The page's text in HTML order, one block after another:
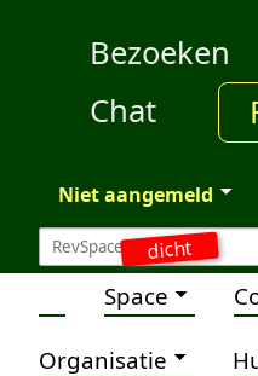
dicht
Bezoeken
Chat
Niet aangemeld
Space
Organisatie